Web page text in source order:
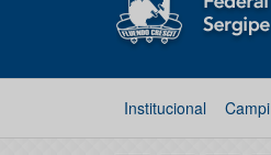
Institucional Campi